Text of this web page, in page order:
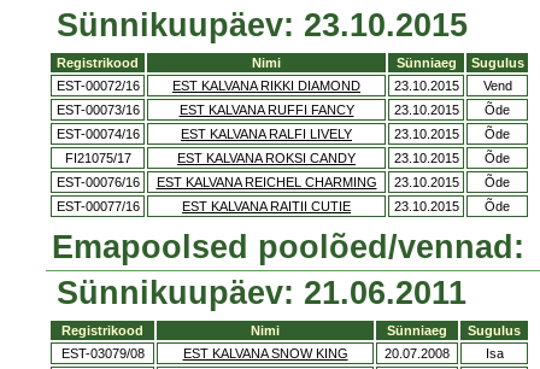
Sünnikuupäev: 23.10.2015
Registrikood Nimi Sünniaeg
Sugulus
EST-00072/16
EST KALVANA RIKKI DIAMOND 23.10.2015
Vend
EST-00073/16
EST KALVANA RUFFI FANCY 23.10.2015
Õde
EST-00074/16
EST KALVANA RALFI LIVELY 23.10.2015
Õde
FI21075/17
EST KALVANA ROKSI CANDY 23.10.2015
Õde
EST-00076/16
EST KALVANA REICHEL CHARMING 23.10.2015
Õde
EST-00077/16
EST KALVANA RAITII CUTIE 23.10.2015 Õde
Emapoolsed poolõed/vennad:
Sünnikuupäev: 21.06.2011
Registrikood Nimi Sünniaeg
Sugulus
EST-03079/08
EST KALVANA SNOW KING 20.07.2008
Isa